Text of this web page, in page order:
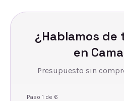
¿Hablamos
en
Presupuesto sin
Paso 1 de 6